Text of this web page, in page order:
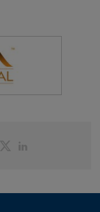
PartagerPartager